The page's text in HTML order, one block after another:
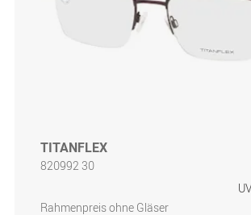
TITANFLEX
820992 30
Rahmenpreis ohne Gläser